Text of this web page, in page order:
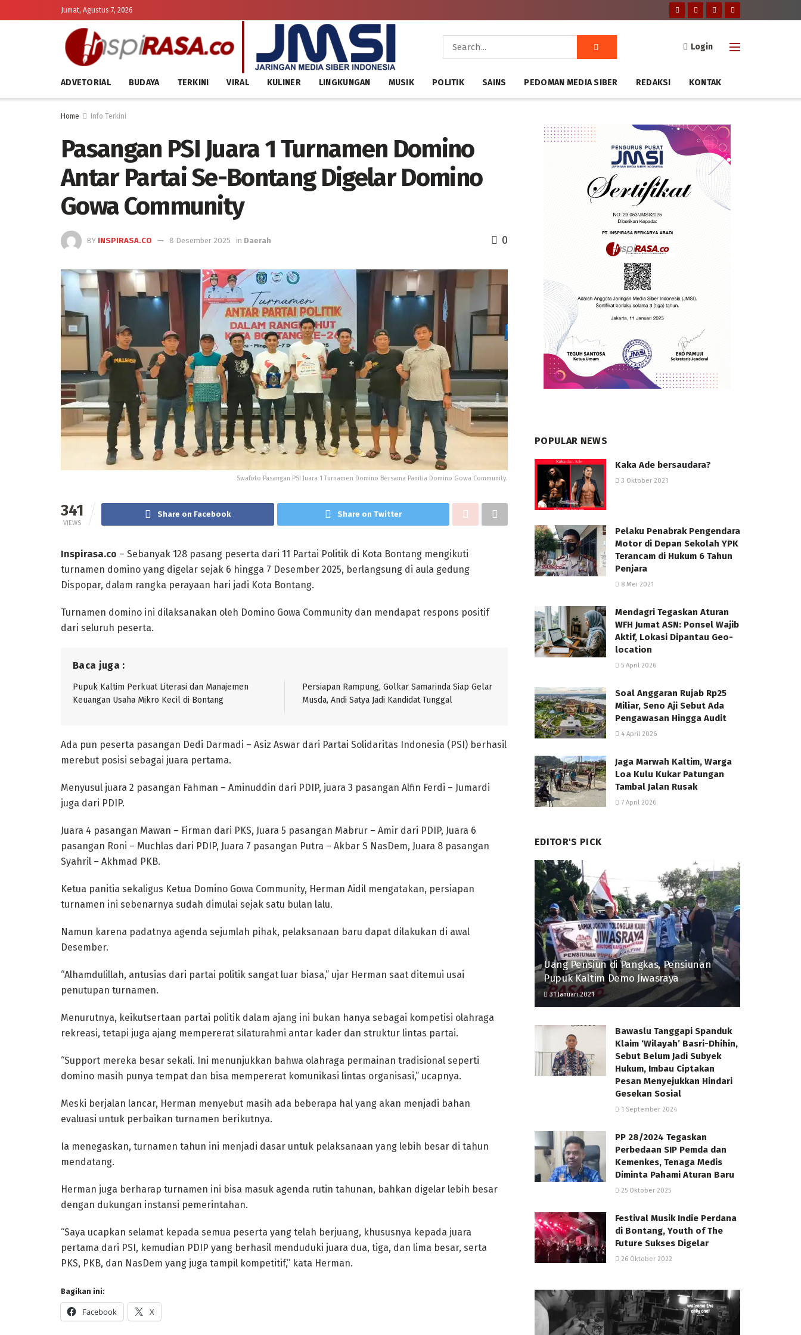
Jumat, Agustus 7, 2026
Login
ADVETORIAL BUDAYA TERKINI VIRAL KULINER LINGKUNGAN MUSIK POLITIK SAINS PEDOMAN MEDIA SIBER REDAKSI KONTAK
Home Info Terkini
Pasangan PSI Juara 1 Turnamen Domino
Antar Partai Se-Bontang Digelar Domino
Gowa Community
BY INSPIRASA.CO 8 Desember 2025 in Daerah 0
Swafoto Pasangan PSI Juara 1 Turnamen Domino Bersama Panitia Domino Gowa Community.
341
VIEWS
Share on Facebook Share on Twitter
Inspirasa.co – Sebanyak 128 pasang peserta dari 11 Partai Politik di Kota Bontang mengikuti
turnamen domino yang digelar sejak 6 hingga 7 Desember 2025, berlangsung di aula gedung
Dispopar, dalam rangka perayaan hari jadi Kota Bontang.
Turnamen domino ini dilaksanakan oleh Domino Gowa Community dan mendapat respons positif
dari seluruh peserta.
Baca juga :
Pupuk Kaltim Perkuat Literasi dan Manajemen
Keuangan Usaha Mikro Kecil di Bontang
Persiapan Rampung, Golkar Samarinda Siap Gelar
Musda, Andi Satya Jadi Kandidat Tunggal
Ada pun peserta pasangan Dedi Darmadi – Asiz Aswar dari Partai Solidaritas Indonesia (PSI) berhasil
merebut posisi sebagai juara pertama.
Menyusul juara 2 pasangan Fahman – Aminuddin dari PDIP, juara 3 pasangan Alfin Ferdi – Jumardi
juga dari PDIP.
Juara 4 pasangan Mawan – Firman dari PKS, Juara 5 pasangan Mabrur – Amir dari PDIP, Juara 6
pasangan Roni – Muchlas dari PDIP, Juara 7 pasangan Putra – Akbar S NasDem, Juara 8 pasangan
Syahril – Akhmad PKB.
Ketua panitia sekaligus Ketua Domino Gowa Community, Herman Aidil mengatakan, persiapan
turnamen ini sebenarnya sudah dimulai sejak satu bulan lalu.
Namun karena padatnya agenda sejumlah pihak, pelaksanaan baru dapat dilakukan di awal
Desember.
“Alhamdulillah, antusias dari partai politik sangat luar biasa,” ujar Herman saat ditemui usai
penutupan turnamen.
Menurutnya, keikutsertaan partai politik dalam ajang ini bukan hanya sebagai kompetisi olahraga
rekreasi, tetapi juga ajang mempererat silaturahmi antar kader dan struktur lintas partai.
“Support mereka besar sekali. Ini menunjukkan bahwa olahraga permainan tradisional seperti
domino masih punya tempat dan bisa mempererat komunikasi lintas organisasi,” ucapnya.
Meski berjalan lancar, Herman menyebut masih ada beberapa hal yang akan menjadi bahan
evaluasi untuk perbaikan turnamen berikutnya.
Ia menegaskan, turnamen tahun ini menjadi dasar untuk pelaksanaan yang lebih besar di tahun
mendatang.
Herman juga berharap turnamen ini bisa masuk agenda rutin tahunan, bahkan digelar lebih besar
dengan dukungan instansi pemerintahan.
“Saya ucapkan selamat kepada semua peserta yang telah berjuang, khususnya kepada juara
pertama dari PSI, kemudian PDIP yang berhasil menduduki juara dua, tiga, dan lima besar, serta
PKS, PKB, dan NasDem yang juga tampil kompetitif,” kata Herman.
Bagikan ini:
Facebook X
POPULAR NEWS
Kaka Ade bersaudara?
3 Oktober 2021
Pelaku Penabrak Pengendara
Motor di Depan Sekolah YPK
Terancam di Hukum 6 Tahun
Penjara
8 Mei 2021
Mendagri Tegaskan Aturan
WFH Jumat ASN: Ponsel Wajib
Aktif, Lokasi Dipantau Geo-
location
5 April 2026
Soal Anggaran Rujab Rp25
Miliar, Seno Aji Sebut Ada
Pengawasan Hingga Audit
4 April 2026
Jaga Marwah Kaltim, Warga
Loa Kulu Kukar Patungan
Tambal Jalan Rusak
7 April 2026
EDITOR'S PICK
Uang Pensiun di Pangkas, Pensiunan
Pupuk Kaltim Demo Jiwasraya
31 Januari 2021
Bawaslu Tanggapi Spanduk
Klaim ‘Wilayah’ Basri-Dhihin,
Sebut Belum Jadi Subyek
Hukum, Imbau Ciptakan
Pesan Menyejukkan Hindari
Gesekan Sosial
1 September 2024
PP 28/2024 Tegaskan
Perbedaan SIP Pemda dan
Kemenkes, Tenaga Medis
Diminta Pahami Aturan Baru
25 Oktober 2025
Festival Musik Indie Perdana
di Bontang, Youth of The
Future Sukses Digelar
26 Oktober 2022